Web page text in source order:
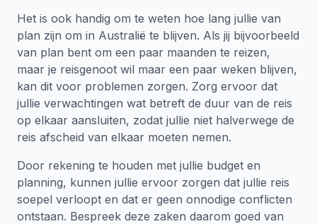
Het is ook handig om te weten hoe lang jullie van
plan zijn om in Australië te blijven. Als jij bijvoorbeeld
van plan bent om een paar maanden te reizen,
maar je reisgenoot wil maar een paar weken blijven,
kan dit voor problemen zorgen. Zorg ervoor dat
jullie verwachtingen wat betreft de duur van de reis
op elkaar aansluiten, zodat jullie niet halverwege de
reis afscheid van elkaar moeten nemen.
Door rekening te houden met jullie budget en
planning, kunnen jullie ervoor zorgen dat jullie reis
soepel verloopt en dat er geen onnodige conflicten
ontstaan. Bespreek deze zaken daarom goed van